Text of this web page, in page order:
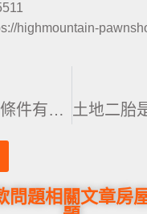
highmountain-
房屋二胎條件有哪些？民間、銀行差別馬上懂！
問題相關文章房